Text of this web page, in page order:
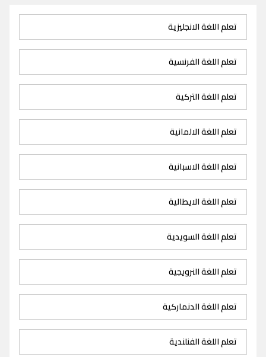
تعلم اللغة الانجليزية
تعلم اللغة الفرنسية
تعلم اللغة التركية
تعلم اللغة الالمانية
تعلم اللغة الاسبانية
تعلم اللغة الايطالية
تعلم اللغة السويدية
تعلم اللغة النرويجية
تعلم اللغة الدنماركية
تعلم اللغة الفنلندية